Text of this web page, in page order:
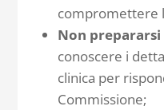
compromettere
Non prepararsi
conoscere i
clinica per
Commissione;